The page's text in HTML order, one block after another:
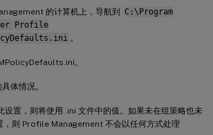
的计算机上，导航到 C:\Program
Profile
。
。
体情况。
设置，则将使用 .ini 文件中的值。如果未在组策略也未
，则 Profile Management 不会以任何方式处理